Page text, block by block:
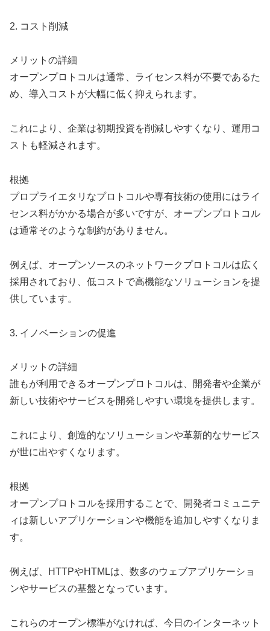
2. コスト削減
メリットの詳細
オープンプロトコルは通常、ライセンス料が不要であるた
め、導入コストが大幅に低く抑えられます。
これにより、企業は初期投資を削減しやすくなり、運用コ
ストも軽減されます。
根拠
プロプライエタリなプロトコルや専有技術の使用にはライ
センス料がかかる場合が多いですが、オープンプロトコル
は通常そのような制約がありません。
例えば、オープンソースのネットワークプロトコルは広く
採用されており、低コストで高機能なソリューションを提
供しています。
3. イノベーションの促進
メリットの詳細
誰もが利用できるオープンプロトコルは、開発者や企業が
新しい技術やサービスを開発しやすい環境を提供します。
これにより、創造的なソリューションや革新的なサービス
が世に出やすくなります。
根拠
オープンプロトコルを採用することで、開発者コミュニテ
ィは新しいアプリケーションや機能を追加しやすくなりま
す。
例えば、HTTPやHTMLは、数多のウェブアプリケーショ
ンやサービスの基盤となっています。
これらのオープン標準がなければ、今日のインターネット